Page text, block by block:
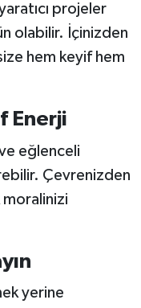
projeler
olabilir. İçinizden
hem keyif hem
Enerji
eğlenceli
Çevrenizden
yerine